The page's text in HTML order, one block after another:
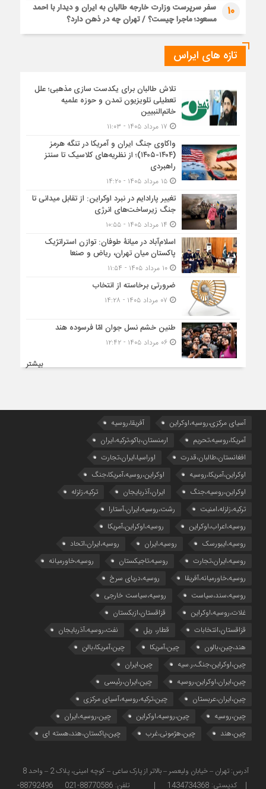
10
سفر سرپرست وزارت خارجه طالبان به ایران و دیدار با احمد
مسعود؛ ماجرا چیست؟ / تهران چه در ذهن دارد؟
تازه های ایراس
تلاش طالبان برای یکدست سازی مذهبی؛ علل
تعطیلی تلویزیون تمدن و حوزه علمیه
خاتم‌النبیین
واکاوی جنگ ایران و آمریکا در تنگه هرمز
(۱۴۰۴-۱۴۰۵)؛ از نظریه‌های کلاسیک تا سنتز
راهبردی
۱۵ مرداد ۱۴۰۵ - ۱۴:۲۰
تغییر پارادایم در نبرد اوکراین: از تقابل میدانی تا
جنگ زیرساخت‌های انرژی
اسلام‌آباد در میانۀ طوفان: توازن استراتژیک
پاکستان میان تهران، ریاض و صنعا
۱۰ مرداد ۱۴۰۵ - ۱۱:۵۴
ضرورتی برخاسته از انتخاب
طنین خشم نسل جوان امّا فرسوده هند
۰۶ مرداد ۱۴۰۵ - ۱۲:۴۲
بیشتر
آسیای مرکزی،روسیه،اوکراین
آفریقا،روسیه
آمریکا،روسیه،تحریم
ارمنستان،باکو،ترکیه،ایران
افغانستان،طالبان،قدرت
اوراسیا،ایران،تجارت
اوکراین،آمریکا،روسیه
اوکراین،روسیه،آمریکا،جنگ
اوکراین،روسیه،جنگ
ایران،آذربایجان
ترکیه،زلزله
ترکیه،زلزله،امنیت
رشت،روسیه،ایران،آستارا
روسیه،اعراب،اوکراین
روسیه،اوکراین،آمریکا
روسیه،ایبورسک
روسیه،ایران
روسیه،ایران،اتحاد
روسیه،ایران،تجارت
روسیه،تاجیکستان
روسیه،خاورمیانه
روسیه،خاورمیانه،آفریقا
روسیه،دریای سرخ
روسیه،سند،سیاست
روسیه،سیاست خارجی
غلات،روسیه،اوکراین
قزاقستان،ازبکستان
قزاقستان،انتخابات
قطار، ریل
نفت،روسیه،آذربایجان
هند،چین،بالون
چین،آمریکا
چین،آمریکا،بالن
چین،اوکراین،جنگ،ر.سیه
چین،ایران
چین،ایران،اوکراین،روسیه
چین،ایران،رئیسی
چین،ایران،عربستان
چین،ترکیه،روسیه،آسیای مرکزی
چین،روسیه
چین،روسیه،اوکراین
چین،روسیه،ایران
چین،هند
چین،هژمونی،غرب چین،پاکستان،هند،هسته ای
| کدپستی: 1434734368 | تلفن: 88770586-021 88792496-